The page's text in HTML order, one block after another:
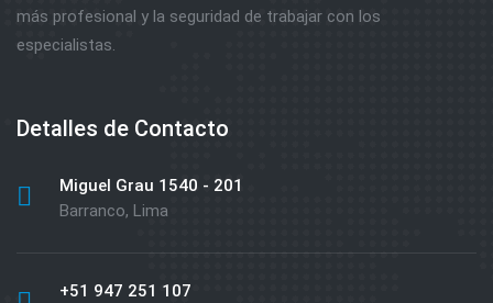
más profesional y la seguridad de trabajar con los
especialistas.
Detalles de Contacto
Miguel Grau 1540 - 201
Barranco, Lima
+51 947 251 107